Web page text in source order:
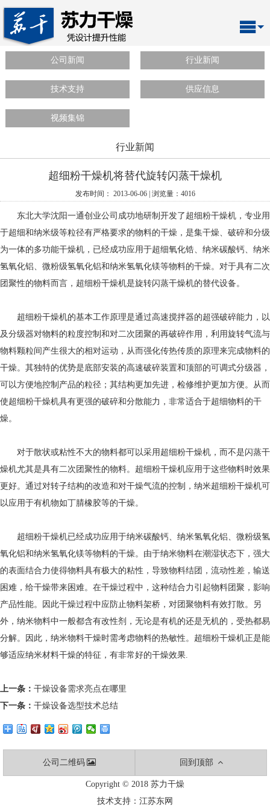
公司新闻 行业新闻
技术支持 供应信息
视频集锦
行业新闻
超细粉干燥机将替代旋转闪蒸干燥机
发布时间： 2013-06-06 | 浏览量：4016
东北大学沈阳一通创业公司成功地研制开发了超细粉干燥机，专业用
于超细和纳米级等粒径有严格要求的物料的干燥，是集干燥、破碎和分级
为一体的多功能干燥机，已经成功应用于超细氧化锆、纳米碳酸钙、纳米
氢氧化铝、微粉级氢氧化铝和纳米氢氧化镁等物料的干燥。对于具有二次
团聚性的物料而言，超细粉干燥机是旋转闪蒸干燥机的替代设备。
超细粉干燥机的基本工作原理是通过高速搅拌器的超强破碎能力，以
及分级器对物料的粒度控制和对二次团聚的再破碎作用，利用旋转气流与
物料颗粒间产生很大的相对运动，从而强化传热传质的原理来完成物料的
干燥。其独特的优势是底部安装的高速破碎装置和顶部的可调式分级器，
可以方便地控制产品的粒径；其结构更加先进，检修维护更加方便。从而
使超细粉干燥机具有更强的破碎和分散能力，非常适合于超细物料的干
燥。
对于散状或粘性不大的物料都可以采用超细粉干燥机，而不是闪蒸干
燥机尤其是具有二次团聚性的物料。超细粉干燥机应用于这些物料时效果
更好。通过对转子结构的改造和对干燥气流的控制，纳米超细粉干燥机可
以应用于有机物如丁腈橡胶等的干燥。
超细粉干燥机已经成功应用于纳米碳酸钙、纳米氢氧化铝、微粉级氢
氧化铝和纳米氢氧化镁等物料的干燥。由于纳米物料在潮湿状态下，强大
的表面结合力使得物料具有极大的粘性，导致物料结团，流动性差，输送
困难，给干燥带来困难。在干燥过程中，这种结合力引起物料团聚，影响
产品性能。因此干燥过程中应防止物料架桥，对团聚物料有效打散。另
外，纳米物料中一般都含有改性剂，无论是有机的还是无机的，受热都易
分解。因此，纳米物料干燥时需考虑物料的热敏性。超细粉干燥机正是能
够适应纳米材料干燥的特征，有非常好的干燥效果.
上一条： 干燥设备需求亮点在哪里
下一条： 干燥设备选型技术总结
公司二维码 回到顶部
Copyright © 2018 苏力干燥
技术支持： 江苏东网